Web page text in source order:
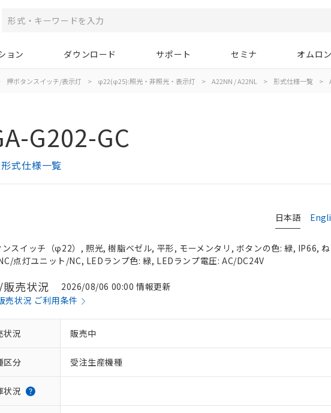
ョン ダウンロード サポート セミナ オムロ
押ボタンスイッチ/表示灯 > φ22(φ25):照光・非照光・表示灯 > A22NN / A22NL > 形式仕様一覧 >
G202-GC
式仕様一覧
日本語
スイッチ（φ22）, 照光, 樹脂ベゼル, 平形, モーメンタリ, ボタンの色: 緑, IP66,
点灯ユニット/NC, LEDランプ色: 緑, LEDランプ電圧: AC/DC24V
売状況
2026/08/06 00:00 情報更新
売状況 ご利用条件
状況 販売中
区分 受注生産機種
状況